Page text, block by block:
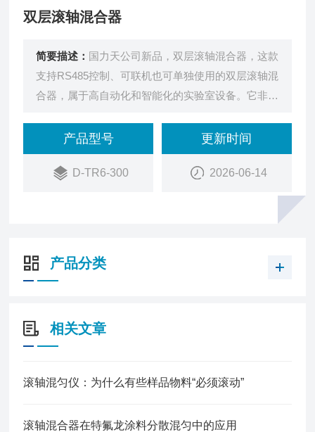
双层滚轴混合器
简要描述： 国力天公司新品，双层滚轴混合器，这款
支持RS485控制、可联机也可单独使用的双层滚轴混
合器，属于高自动化和智能化的实验室设备。它非常
的场景。可满足低速细胞贴壁培养，高速细胞悬浮培
养，一般类磁物吸附及混匀等应用。
产品型号
D-TR6-300
更新时间
2026-06-14
产品分类
相关文章
滚轴混匀仪：为什么有些样品物料“必须滚动”
滚轴混合器在特氟龙涂料分散混匀中的应用